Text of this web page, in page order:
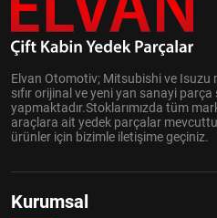
Elvan Otomotiv; Mitsubishi ve Isuzu
sıfır orijinal ve yeni yan sanayi parça
yapmaktadır.Stoklarımızda tüm
araçlara ait yedek parçalar
ürünler için bizimle iletişime geçiniz.
Kurumsal